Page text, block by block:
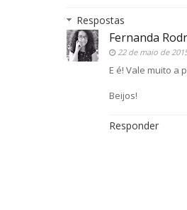
Respostas
Fernanda
22 de maio de
E é! Vale muito a
Beijos!
Responder